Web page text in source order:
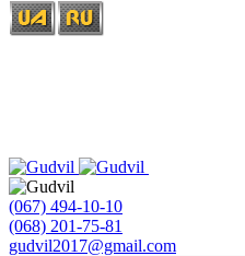
(067) 494-10-10
(068) 201-75-81
gudvil2017@gmail.com